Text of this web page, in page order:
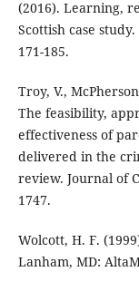
(2016). Learning,
Scottish case
171-185.
Troy, V.,
The feasibility,
effectiveness of
delivered in the
review. Journal of
1747.
Wolcott, H. F.
Lanham, MD: